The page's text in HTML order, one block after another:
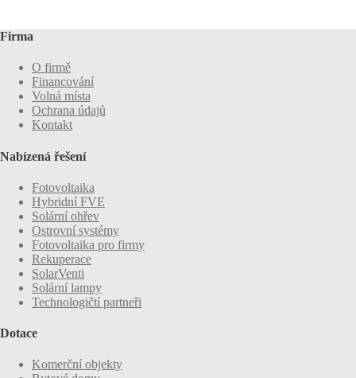
Firma
O firmě
Financování
Volná místa
Ochrana údajů
Kontakt
Nabízená řešení
Fotovoltaika
Hybridní FVE
Solární ohřev
Ostrovní systémy
Fotovoltaika pro firmy
Rekuperace
SolarVenti
Solární lampy
Technologičtí partneři
Dotace
Komerční objekty